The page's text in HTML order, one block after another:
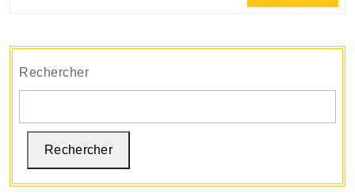
Full
Rechercher
Rechercher